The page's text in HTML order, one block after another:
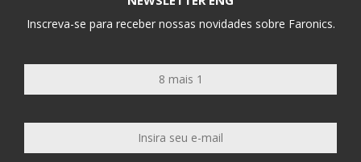
Inscreva-se para receber nossas novidades sobre Faronics.